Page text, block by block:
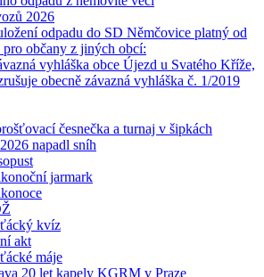
2026
odpadu do SD Němčovice platný od
pro občany z jiných obcí:
vyhláška obce Újezd u Svatého Kříže,
obecně závazná vyhláška č. 1/2019
česnečka a turnaj v šipkách
napadl sníh
jarmark
kvíz
akt
máje
20 let kapely KGRM v Praze